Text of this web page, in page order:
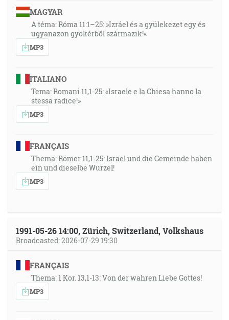
MAGYAR
A téma: Róma 11:1–25: »Izráel és a gyülekezet egy és
ugyanazon gyökérből származik!«
MP3
ITALIANO
Tema: Romani 11,1-25: «Israele e la Chiesa hanno la
stessa radice!»
MP3
FRANÇAIS
Thema: Römer 11,1-25: Israel und die Gemeinde haben
ein und dieselbe Wurzel!
MP3
1991-05-26 14:00, Zürich, Switzerland, Volkshaus
Broadcasted: 2026-07-29 19:30
FRANÇAIS
Thema: 1 Kor. 13,1-13: Von der wahren Liebe Gottes!
MP3